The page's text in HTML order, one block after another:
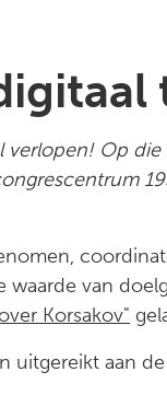
Op
van
Korsakov"
aan